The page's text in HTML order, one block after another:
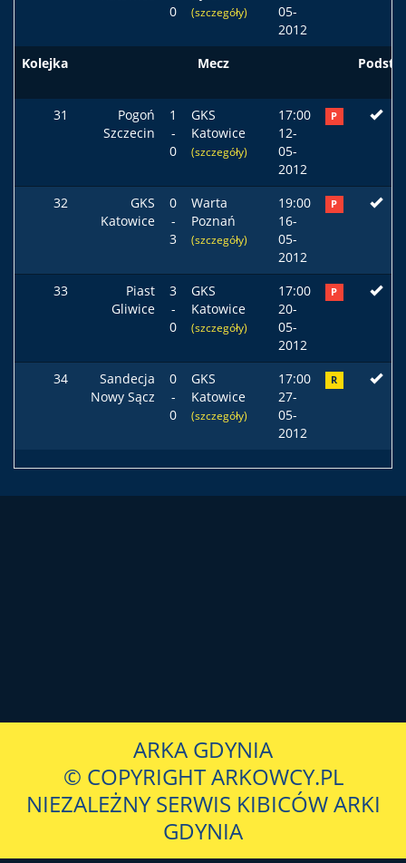
0
(szczegóły)
05-
2012
Kolejka Mecz Podst
31
Pogoń
Szczecin
1
-
0
GKS
Katowice
(szczegóły)
17:00
12-
05-
2012
P
32
GKS
Katowice
0
-
3
Warta
Poznań
(szczegóły)
19:00
16-
05-
2012
P
33
Piast
Gliwice
3
-
0
GKS
Katowice
(szczegóły)
17:00
20-
05-
2012
P
34
Sandecja
Nowy Sącz
0
-
0
GKS
Katowice
(szczegóły)
17:00
27-
05-
2012
R
ARKA GDYNIA
© COPYRIGHT ARKOWCY.PL
NIEZALEŻNY SERWIS KIBICÓW ARKI
GDYNIA